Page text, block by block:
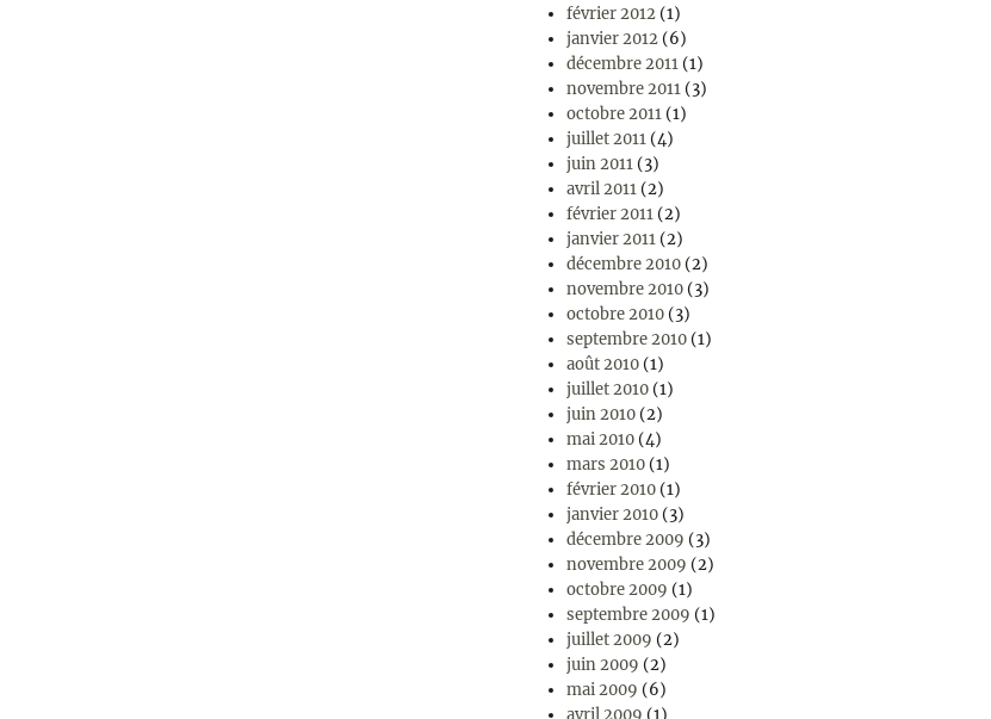
février 2012 (1)
janvier 2012 (6)
décembre 2011 (1)
novembre 2011 (3)
octobre 2011 (1)
juillet 2011 (4)
juin 2011 (3)
avril 2011 (2)
février 2011 (2)
janvier 2011 (2)
décembre 2010 (2)
novembre 2010 (3)
octobre 2010 (3)
septembre 2010 (1)
août 2010 (1)
juillet 2010 (1)
juin 2010 (2)
mai 2010 (4)
mars 2010 (1)
février 2010 (1)
janvier 2010 (3)
décembre 2009 (3)
novembre 2009 (2)
octobre 2009 (1)
septembre 2009 (1)
juillet 2009 (2)
juin 2009 (2)
mai 2009 (6)
avril 2009 (1)